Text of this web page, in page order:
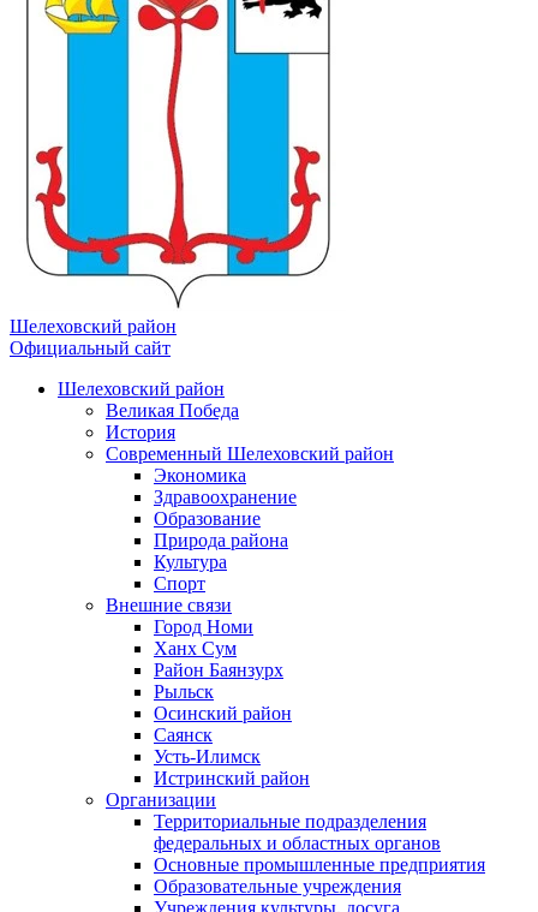
Шелеховский район
Официальный сайт
Шелеховский район
Великая Победа
История
Современный Шелеховский район
Экономика
Здравоохранение
Образование
Природа района
Культура
Спорт
Внешние связи
Город Номи
Ханх Сум
Район Баянзурх
Рыльск
Осинский район
Саянск
Усть-Илимск
Истринский район
Организации
Территориальные подразделения
федеральных и областных органов
Основные промышленные предприятия
Образовательные учреждения
Учреждения культуры, досуга